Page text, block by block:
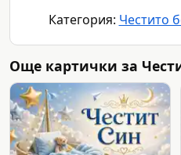
Категория: Честито
Още картички за